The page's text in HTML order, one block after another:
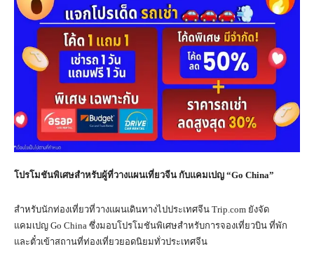
โปรโมชันพิเศษสำหรับผู้ที่วางแผนเที่ยวจีน กับแคมเปญ “Go China”
สำหรับนักท่องเที่ยวที่วางแผนเดินทางไปประเทศจีน Trip.com ยังจัด
แคมเปญ Go China ซึ่งมอบโปรโมชันพิเศษสำหรับการจองเที่ยวบิน ที่พัก
และตั๋วเข้าสถานที่ท่องเที่ยวยอดนิยมทั่วประเทศจีน